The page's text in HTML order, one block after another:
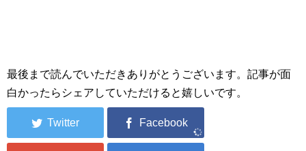
最後まで読んでいただきありがとうございます。記事が面
白かったらシェアしていただけると嬉しいです。